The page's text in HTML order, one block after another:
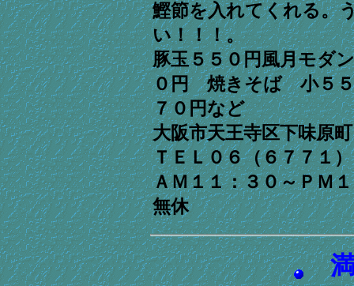
鰹節を入れてくれる。
い！！！。
豚玉５５０円風月モダ
０円 焼きそば 小５
７０円など
大阪市天王寺区下味原
ＴＥＬ０６（６７７１
ＡＭ１１：３０～ＰＭ
無休